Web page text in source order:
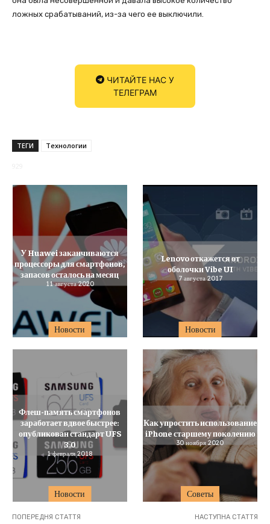
ложных срабатываний, из-за чего ее выключили.
ЧИТАЙТЕ НАС У
ТЕЛЕГРАМ
ТЕГИ Технологии
Новости
У Huawei заканчиваются
процессоры для смартфонов,
запасов осталось на месяц
11 августа 2020
Новости
Lenovo откажется от
оболочки Vibe UI
7 августа 2017
Новости
Флеш-память смартфонов
заработает вдвое быстрее:
опубликован стандарт UFS
3.0
1 февраля 2018
Советы
Как упростить использование
iPhone старшему поколению
30 ноября 2020
ПОПЕРЕДНЯ СТАТТЯ НАСТУПНА СТАТТЯ